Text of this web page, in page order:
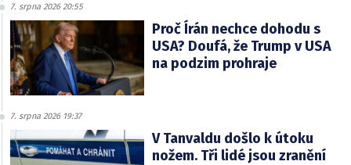
7. srpna 2026 20:55
Proč Írán nechce dohodu s
USA? Doufá, že Trump v USA
na podzim prohraje
7. srpna 2026 19:37
V Tanvaldu došlo k útoku
nožem. Tři lidé jsou zranění